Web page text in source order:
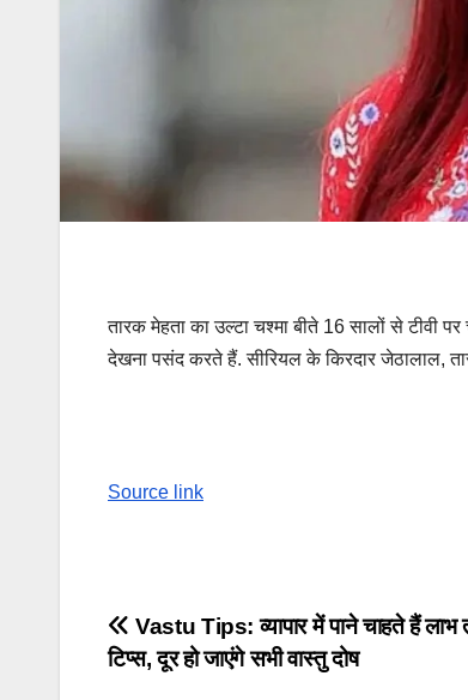
तारक मेहता का उल्टा चश्मा बीते 16 सालों से
देखना पसंद करते हैं. सीरियल के किरदार जेठालाल,
Source link
Post
navigation
Vastu Tips: व्यापार में पाने चाहते हैं लाभ
टिप्स, दूर हो जाएंगे सभी वास्तु दोष